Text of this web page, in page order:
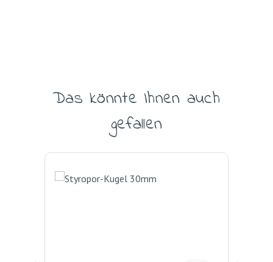
Produktgalerie überspringen
Das könnte Ihnen auch
gefallen